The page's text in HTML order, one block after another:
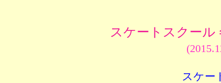
スケートスクール
スケー